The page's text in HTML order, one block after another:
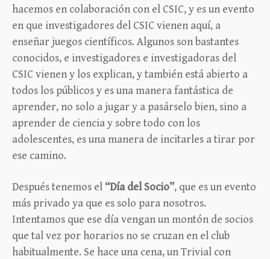
hacemos en colaboración con el CSIC, y es un evento
en que investigadores del CSIC vienen aquí, a
enseñar juegos científicos. Algunos son bastantes
conocidos, e investigadores e investigadoras del
CSIC vienen y los explican, y también está abierto a
todos los públicos y es una manera fantástica de
aprender, no solo a jugar y a pasárselo bien, sino a
aprender de ciencia y sobre todo con los
adolescentes, es una manera de incitarles a tirar por
ese camino.
Después tenemos el “Día del Socio”, que es un evento
más privado ya que es solo para nosotros.
Intentamos que ese día vengan un montón de socios
que tal vez por horarios no se cruzan en el club
habitualmente. Se hace una cena, un Trivial con